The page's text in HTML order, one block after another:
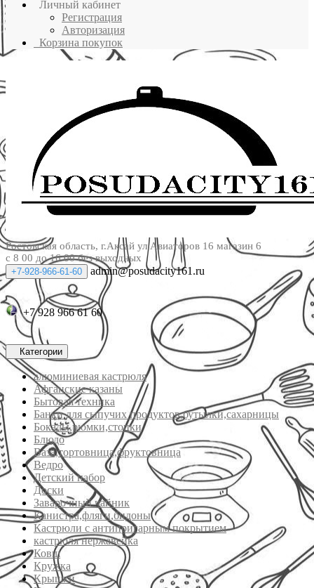
Личный кабинет
Регистрация
Авторизация
Корзина покупок
Ростовская область, г.Аксай ул.Авиаторов 16 магазин 6
с 8 00 до 16 00 без выходных
+7-928-966-61-60 admin@posudacity161.ru
+7 928 966 61 60
Категории
алюминиевая кастрюля
Афганские казаны
Бытовая техника
Банки для сыпучих продуктов,бутылки,сахарницы
Бокалы,рюмки,стопки
Блюдо
Ваза,тортовница,фруктовница
Ведро
Детский набор
Доски
Заварочный чайник
Канистра,фляги,бидоны
Кастрюли с антипригарным покрытием
кастрюля нержавейка
Ковш
Кружка
Крышки